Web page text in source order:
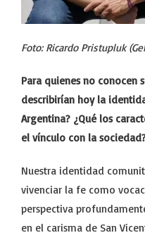
Foto: Ricardo Pristupluk
Para quienes no conocen
describirían hoy la
Argentina? ¿Qué los
el vínculo con la
Nuestra identidad
vivenciar la fe como
perspectiva
en el carisma de San